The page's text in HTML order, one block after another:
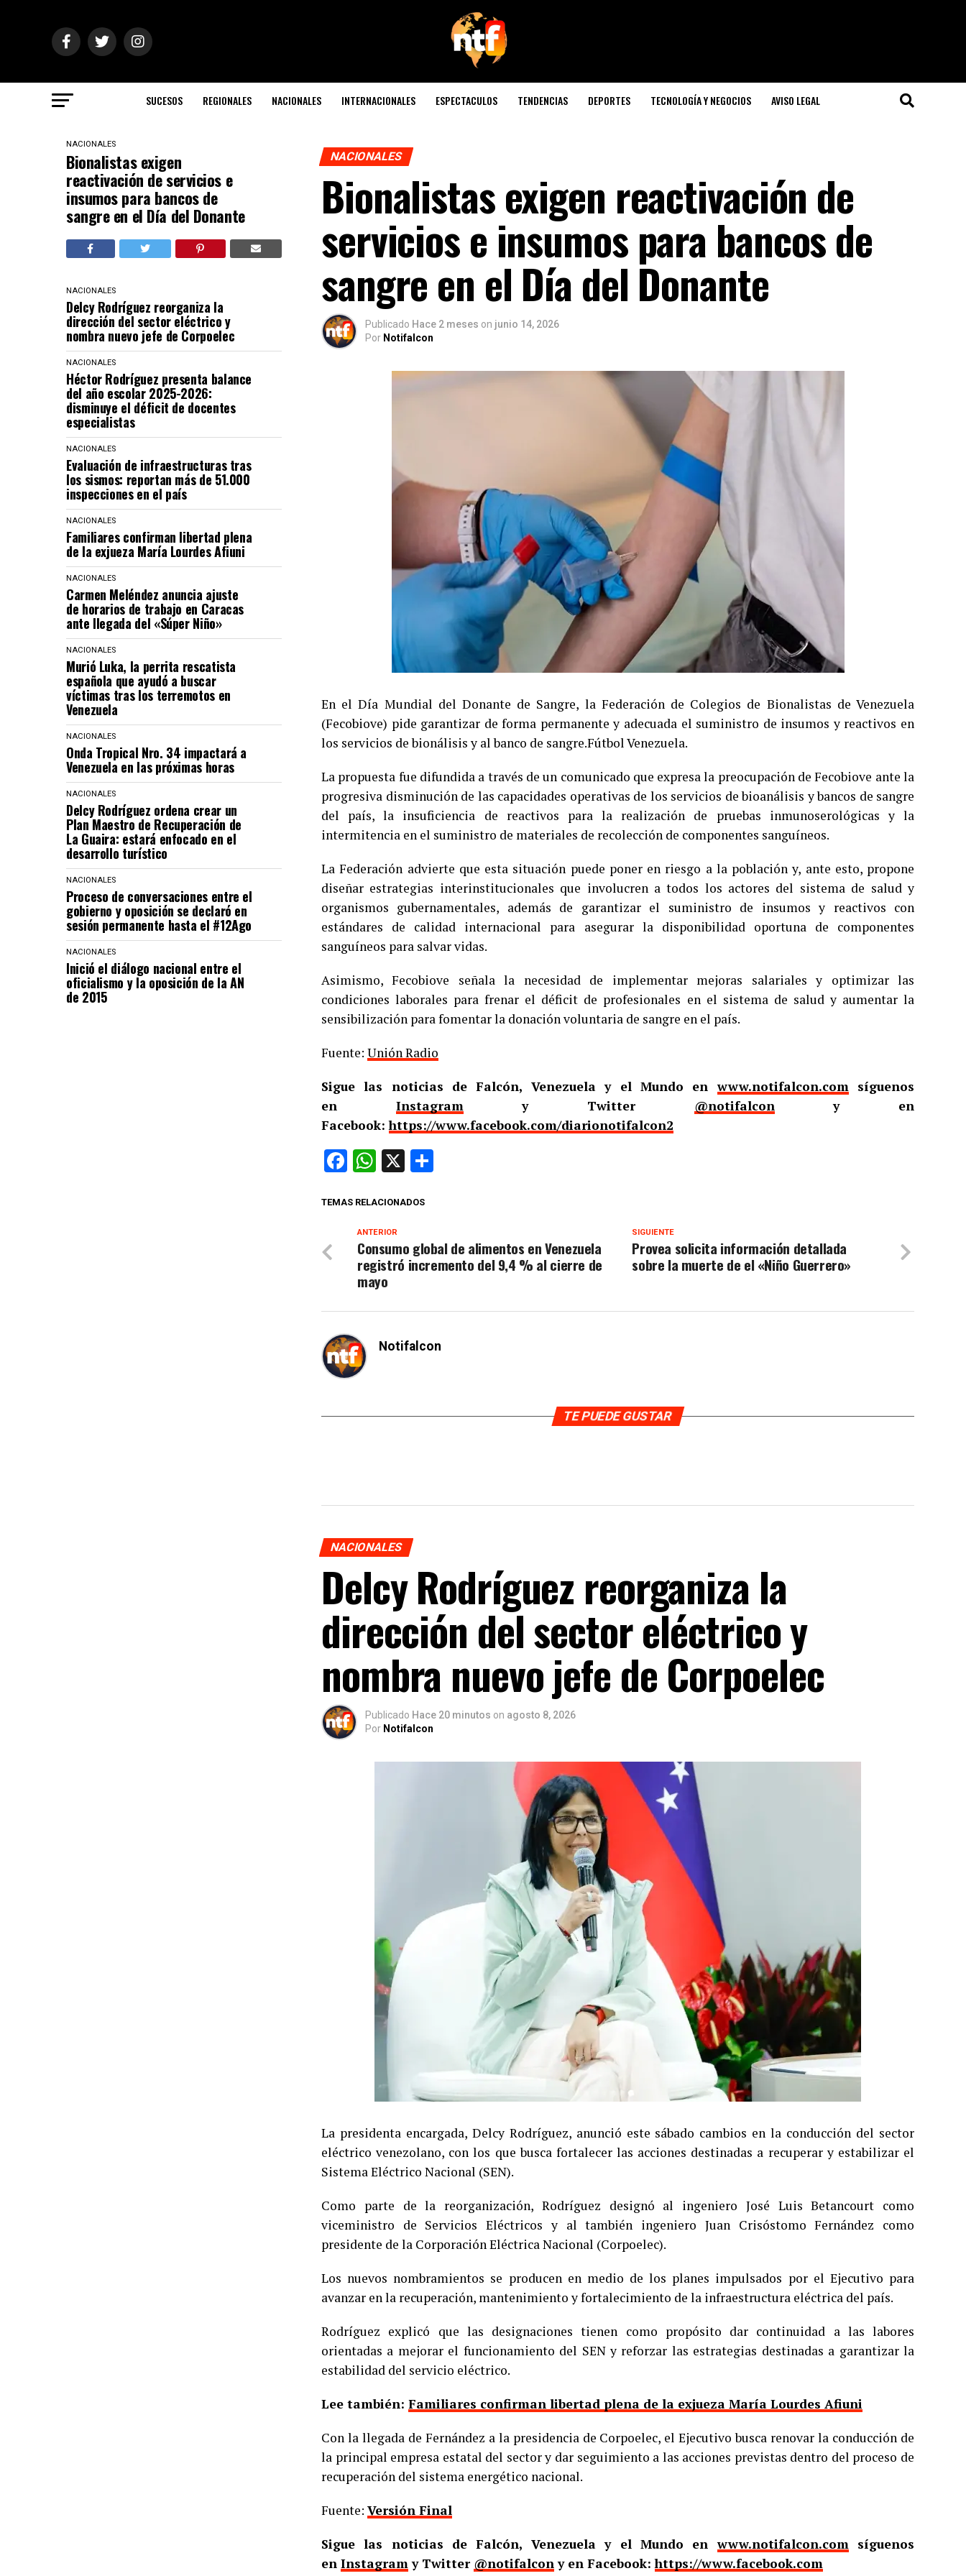
SUCESOS REGIONALES NACIONALES INTERNACIONALES ESPECTACULOS TENDENCIAS DEPORTES TECNOLOGÍA Y NEGOCIOS AVISO LEGAL
NACIONALES
Bionalistas exigen
reactivación de servicios e
insumos para bancos de
sangre en el Día del Donante
NACIONALES
Delcy Rodríguez reorganiza la
dirección del sector eléctrico y
nombra nuevo jefe de Corpoelec
NACIONALES
Héctor Rodríguez presenta balance
del año escolar 2025-2026:
disminuye el déficit de docentes
especialistas
NACIONALES
Evaluación de infraestructuras tras
los sismos: reportan más de 51.000
inspecciones en el país
NACIONALES
Familiares confirman libertad plena
de la exjueza María Lourdes Afiuni
NACIONALES
Carmen Meléndez anuncia ajuste
de horarios de trabajo en Caracas
ante llegada del «Súper Niño»
NACIONALES
Murió Luka, la perrita rescatista
española que ayudó a buscar
víctimas tras los terremotos en
Venezuela
NACIONALES
Onda Tropical Nro. 34 impactará a
Venezuela en las próximas horas
NACIONALES
Delcy Rodríguez ordena crear un
Plan Maestro de Recuperación de
La Guaira: estará enfocado en el
desarrollo turístico
NACIONALES
Proceso de conversaciones entre el
gobierno y oposición se declaró en
sesión permanente hasta el #12Ago
NACIONALES
Inició el diálogo nacional entre el
oficialismo y la oposición de la AN
de 2015
NACIONALES
Bionalistas exigen reactivación de
servicios e insumos para bancos de
sangre en el Día del Donante
Publicado Hace 2 meses on junio 14, 2026
Por Notifalcon
En el Día Mundial del Donante de Sangre, la Federación de Colegios de Bionalistas de Venezuela
(Fecobiove) pide garantizar de forma permanente y adecuada el suministro de insumos y reactivos en
los servicios de bionálisis y al banco de sangre.Fútbol Venezuela.
La propuesta fue difundida a través de un comunicado que expresa la preocupación de Fecobiove ante la
progresiva disminución de las capacidades operativas de los servicios de bioanálisis y bancos de sangre
del país, la insuficiencia de reactivos para la realización de pruebas inmunoserológicas y la
intermitencia en el suministro de materiales de recolección de componentes sanguíneos.
La Federación advierte que esta situación puede poner en riesgo a la población y, ante esto, propone
diseñar estrategias interinstitucionales que involucren a todos los actores del sistema de salud y
organismos gubernamentales, además de garantizar el suministro de insumos y reactivos con
estándares de calidad internacional para asegurar la disponibilidad oportuna de componentes
sanguíneos para salvar vidas.
Asimismo, Fecobiove señala la necesidad de implementar mejoras salariales y optimizar las
condiciones laborales para frenar el déficit de profesionales en el sistema de salud y aumentar la
sensibilización para fomentar la donación voluntaria de sangre en el país.
Fuente: Unión Radio
Sigue las noticias de Falcón, Venezuela y el Mundo enwww.notifalcon.comsíguenos
en Instagramy Twitter @notifalcony en
Facebook:https://www.facebook.com/diarionotifalcon2
Facebook
WhatsApp
X
TEMAS RELACIONADOS
SIGUIENTE
Provea solicita información detallada
sobre la muerte de el «Niño Guerrero»
ANTERIOR
Consumo global de alimentos en Venezuela
registró incremento del 9,4 % al cierre de
mayo
Notifalcon
TE PUEDE GUSTAR
NACIONALES
Delcy Rodríguez reorganiza la
dirección del sector eléctrico y
nombra nuevo jefe de Corpoelec
Publicado Hace 20 minutos on agosto 8, 2026
Por Notifalcon
La presidenta encargada, Delcy Rodríguez, anunció este sábado cambios en la conducción del sector
eléctrico venezolano, con los que busca fortalecer las acciones destinadas a recuperar y estabilizar el
Sistema Eléctrico Nacional (SEN).
Como parte de la reorganización, Rodríguez designó al ingeniero José Luis Betancourt como
viceministro de Servicios Eléctricos y al también ingeniero Juan Crisóstomo Fernández como
presidente de la Corporación Eléctrica Nacional (Corpoelec).
Los nuevos nombramientos se producen en medio de los planes impulsados por el Ejecutivo para
avanzar en la recuperación, mantenimiento y fortalecimiento de la infraestructura eléctrica del país.
Rodríguez explicó que las designaciones tienen como propósito dar continuidad a las labores
orientadas a mejorar el funcionamiento del SEN y reforzar las estrategias destinadas a garantizar la
estabilidad del servicio eléctrico.
Lee también: Familiares confirman libertad plena de la exjueza María Lourdes Afiuni
Con la llegada de Fernández a la presidencia de Corpoelec, el Ejecutivo busca renovar la conducción de
la principal empresa estatal del sector y dar seguimiento a las acciones previstas dentro del proceso de
recuperación del sistema energético nacional.
Fuente: Versión Final
Sigue las noticias de Falcón, Venezuela y el Mundo enwww.notifalcon.comsíguenos
en Instagramy Twitter @notifalcony en Facebook:https://www.facebook.com